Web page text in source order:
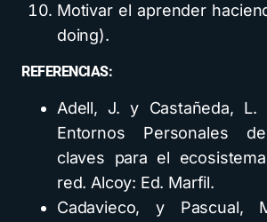
Motivar el aprender
doing).
REFERENCIAS:
Adell, J. y Castañeda, L.
Entornos Personales
claves para el
red. Alcoy: Ed. Marfil.
Cadavieco, y Pascual,